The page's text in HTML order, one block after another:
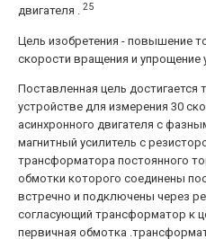
двигателя . 25
Цель изобретения - повышение
скорости вращения и упрощение
Поставленная цель достигается
устройстве для измерения 30
асинхронного двигателя с
магнитный усилитель с
трансформатора постоянного
обмотки которого соединены
встречно и подключены через
согласующий трансформатор к
первичная обмотка